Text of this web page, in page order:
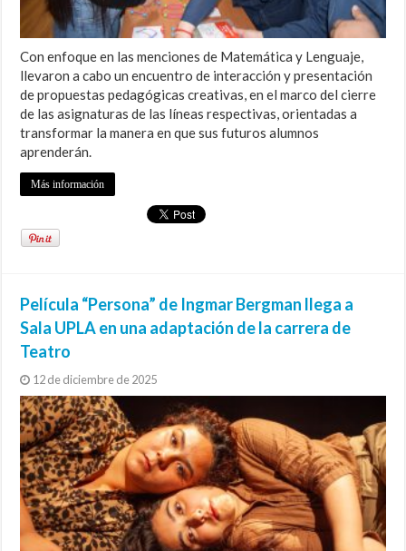
Con enfoque en las menciones de Matemática y Lenguaje,
llevaron a cabo un encuentro de interacción y presentación
de propuestas pedagógicas creativas, en el marco del cierre
de las asignaturas de las líneas respectivas, orientadas a
transformar la manera en que sus futuros alumnos
aprenderán.
Más información
Película “Persona” de Ingmar Bergman llega a
Sala UPLA en una adaptación de la carrera de
Teatro
12 de diciembre de 2025